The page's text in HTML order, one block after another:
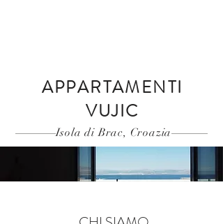
APPARTAMENTI
VUJIC
Isola di Brac, Croazia